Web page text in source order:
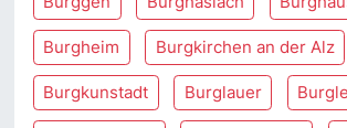
Burgheim Burgkirchen an der Alz
Burgkunstadt Burglauer